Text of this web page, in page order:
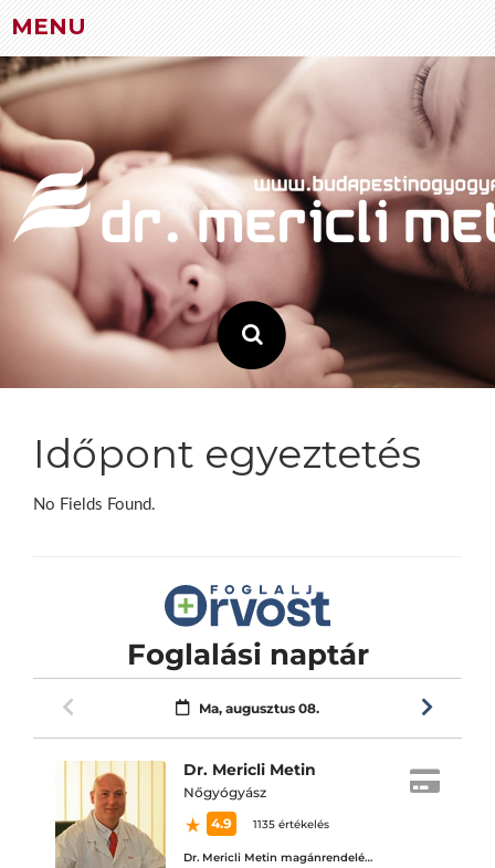
MENU
Skip
to
content
Időpont egyeztetés
No Fields Found.